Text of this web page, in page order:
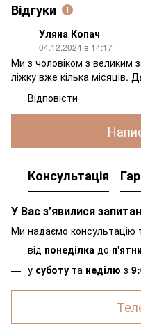
Відгуки 1
Уляна Копач
04.12.2024 в 14:17
Ми з чоловіком з великим
ліжку вже кілька місяців.
Відповісти
Консультація
У Вас з'явилися
Ми надаємо консультацію
від понеділка до
у суботу та неділю з